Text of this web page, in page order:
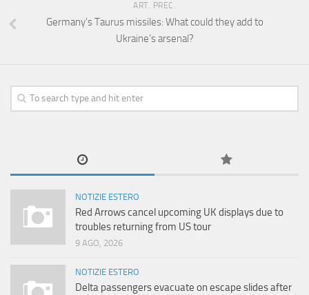
ART. PREC.
Germany’s Taurus missiles: What could they add to
Ukraine’s arsenal?
NOTIZIE ESTERO
Red Arrows cancel upcoming UK displays due to
troubles returning from US tour
9 AGO, 2026
NOTIZIE ESTERO
Delta passengers evacuate on escape slides after